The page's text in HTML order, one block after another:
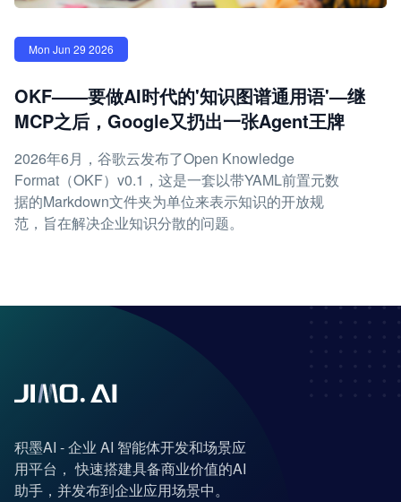
Mon Jun 29 2026
OKF——要做AI时代的'知识图谱通用语'—继
MCP之后，Google又扔出一张Agent王牌
2026年6月，谷歌云发布了Open Knowledge
Format（OKF）v0.1，这是一套以带YAML前置元数
据的Markdown文件夹为单位来表示知识的开放规
范，旨在解决企业知识分散的问题。
积墨AI - 企业 AI 智能体开发和场景应
用平台， 快速搭建具备商业价值的AI
助手，并发布到企业应用场景中。